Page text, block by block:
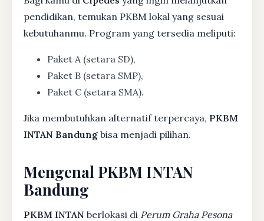
pendidikan, temukan PKBM lokal yang sesuai
kebutuhanmu. Program yang tersedia meliputi:
Paket A (setara SD),
Paket B (setara SMP),
Paket C (setara SMA).
Jika membutuhkan alternatif terpercaya, PKBM
INTAN Bandung bisa menjadi pilihan.
Mengenal PKBM INTAN
Bandung
PKBM INTAN berlokasi di Perum Graha Pesona